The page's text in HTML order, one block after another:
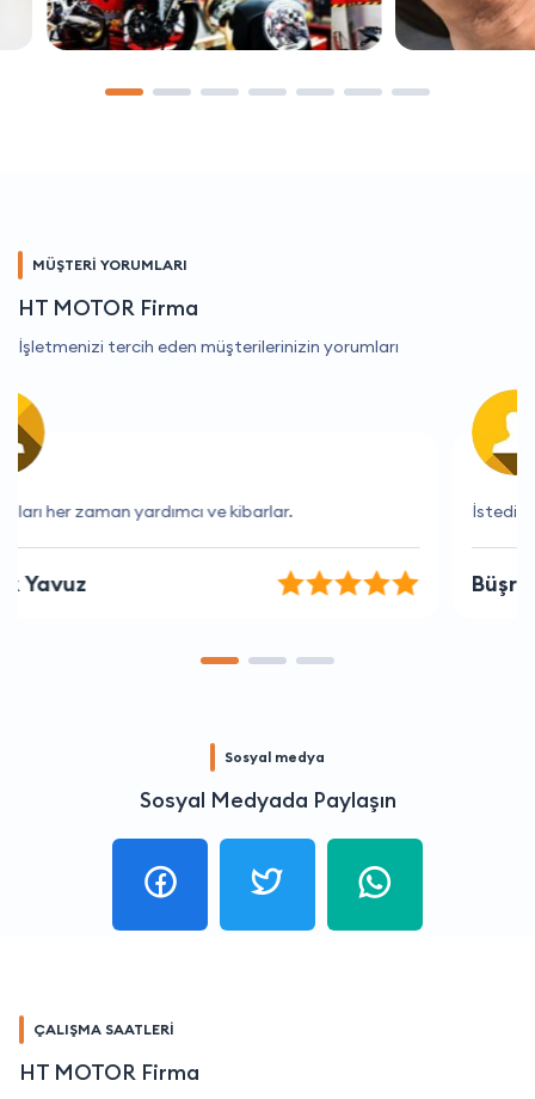
MÜŞTERİ YORUMLARI
HT MOTOR Firma
İşletmenizi tercih eden müşterilerinizin yorumları
İstediğim her şeyi kolayca bulabildim.
Büşra Durak
Sosyal medya
Sosyal Medyada Paylaşın
ÇALIŞMA SAATLERİ
HT MOTOR Firma